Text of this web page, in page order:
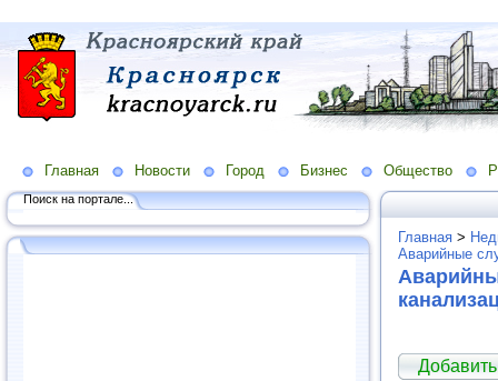
Главная Новости Город Бизнес Общество
Поиск на портале...
Главная >
Аварийные